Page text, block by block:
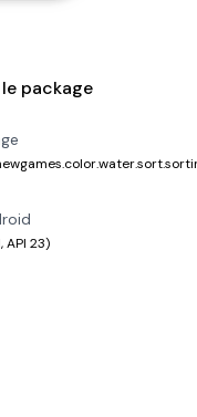
package
API 23)